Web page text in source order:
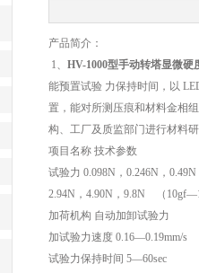
产品简介：
1、 HV-1000型手动转塔显微硬
能预置试验 力保持时间，以
置，能对所测压痕和材料金相
构、工厂及质监部门进行材料
项目名称 技术参数
试验力 0.098N，0.246N，
2.94N，4.90N，9.8N （
加荷机构 自动加卸试验力
加试验力速度 0.16—0.19mm/s
试验力保持时间 5—60sec